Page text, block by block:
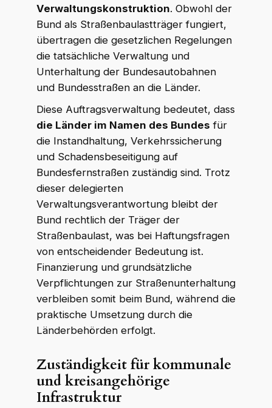
Verwaltungskonstruktion. Obwohl der
Bund als Straßenbaulastträger fungiert,
übertragen die gesetzlichen Regelungen
die tatsächliche Verwaltung und
Unterhaltung der Bundesautobahnen
und Bundesstraßen an die Länder.
Diese Auftragsverwaltung bedeutet, dass
die Länder im Namen des Bundes für
die Instandhaltung, Verkehrssicherung
und Schadensbeseitigung auf
Bundesfernstraßen zuständig sind. Trotz
dieser delegierten
Verwaltungsverantwortung bleibt der
Bund rechtlich der Träger der
Straßenbaulast, was bei Haftungsfragen
von entscheidender Bedeutung ist.
Finanzierung und grundsätzliche
Verpflichtungen zur Straßenunterhaltung
verbleiben somit beim Bund, während die
praktische Umsetzung durch die
Länderbehörden erfolgt.
Zuständigkeit für kommunale
und kreisangehörige
Infrastruktur